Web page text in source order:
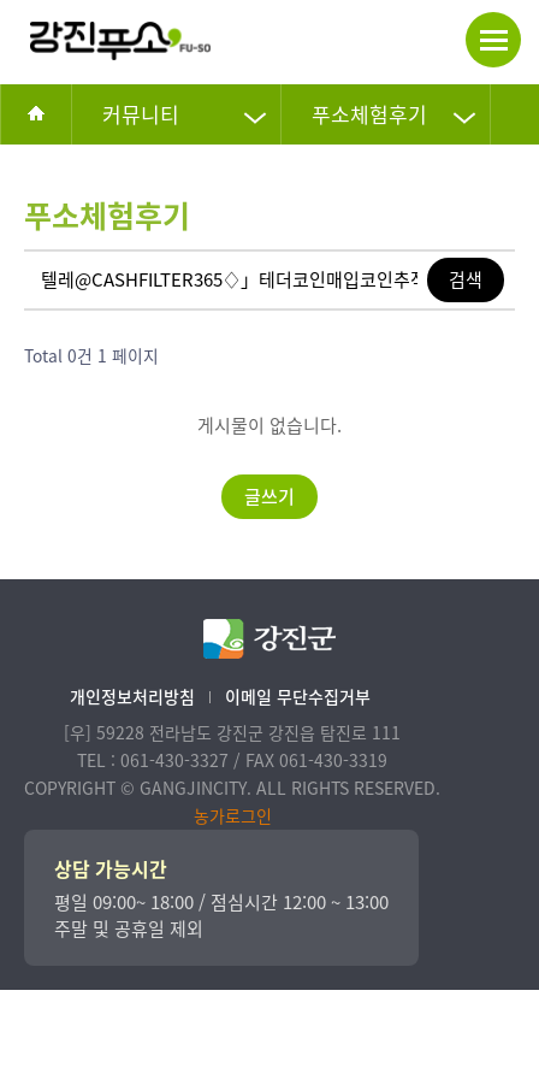
커뮤니티 푸소체험후기
푸소체험후기
Total 0건 1 페이지
게시물이 없습니다.
글쓰기
개인정보처리방침
이메일 무단수집거부
[우] 59228 전라남도 강진군 강진읍 탐진로 111
TEL : 061-430-3327 / FAX 061-430-3319
COPYRIGHT © GANGJINCITY. ALL RIGHTS RESERVED.
농가로그인
상담 가능시간
평일 09:00~ 18:00 / 점심시간 12:00 ~ 13:00
주말 및 공휴일 제외